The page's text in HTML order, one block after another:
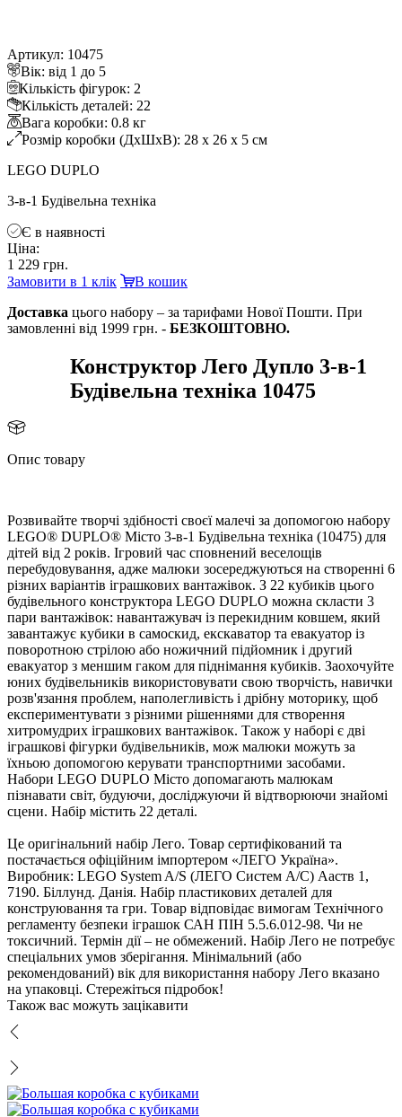
Артикул: 10475
ік: від 1 до 5
Кількість фігурок: 2
Кількість деталей: 22
ага коробки: 0.8 к
Розмір коробки (ДхШхВ): 28 x 26 x 5 см
LEGO DUPLO
3-в-1 Будівельна техніка
Є в наявності
Ціна:
1 229 грн.
Замовити в 1 клік
кошик
Доставка цього набору – за тарифами Нової Пошти. При
замовленні від 1999 грн. - БЕЗКОШТОВНО.
Конструктор Лего Дупло 3-в-1
Будівельна техніка 10475
Опис товару
Розвивайте творчі здібності своєї малечі за допомогою набору
LEGO® DUPLO® Місто 3-в-1 Будівельна техніка (10475) для
дітей від 2 років. Ігровий час сповнений веселощі
перебудовування, адже малюки зосереджуються на створенні 6
різних варіантів іграшкових вантажівок. З 22 кубиків цього
удівельного конструктора LEGO DUPLO можна скласти 3
пари вантажівок: навантажувач із перекидним ковшем, який
завантажує кубики в самоскид, екскаватор та евакуатор із
поворотною стрілою або ножичний підйомник і другий
евакуатор з меншим гаком для піднімання кубиків. Заохочуйте
юних будівельників використовувати свою творчість, навички
розв'язання проблем, наполегливість і дрібну моторику, що
експериментувати з різними рішеннями для створення
хитромудрих іграшкових вантажівок. Також у наборі є дві
іграшкові фігурки будівельників, мож малюки можуть за
їхньою допомогою керувати транспортними засобами.
Набори LEGO DUPLO Місто допомагають малюкам
пізнавати світ, будуючи, досліджуючи й відтворюючи знайомі
сцени. Набір містить 22 деталі.
Це оригінальний набір Лего. Товар сертифікований та
постачається офіційним імпортером «ЛЕГО Україна».
иробник: LEGO System A/S (ЛЕГО Систем А/С) Ааств 1,
7190. Біллунд. Данія. Набір пластикових деталей для
конструювання та гри. Товар відповідає вимогам Технічного
регламенту безпеки іграшок САН ПІН 5.5.6.012-98. Чи не
токсичний. Термін дії – не обмежений. Набір Лего не потребує
спеціальних умов зберігання. Мінімальний (або
рекомендований) вік для використання набору Лего вказано
на упаковці. Стережіться підробок!
Також вас можуть зацікавити